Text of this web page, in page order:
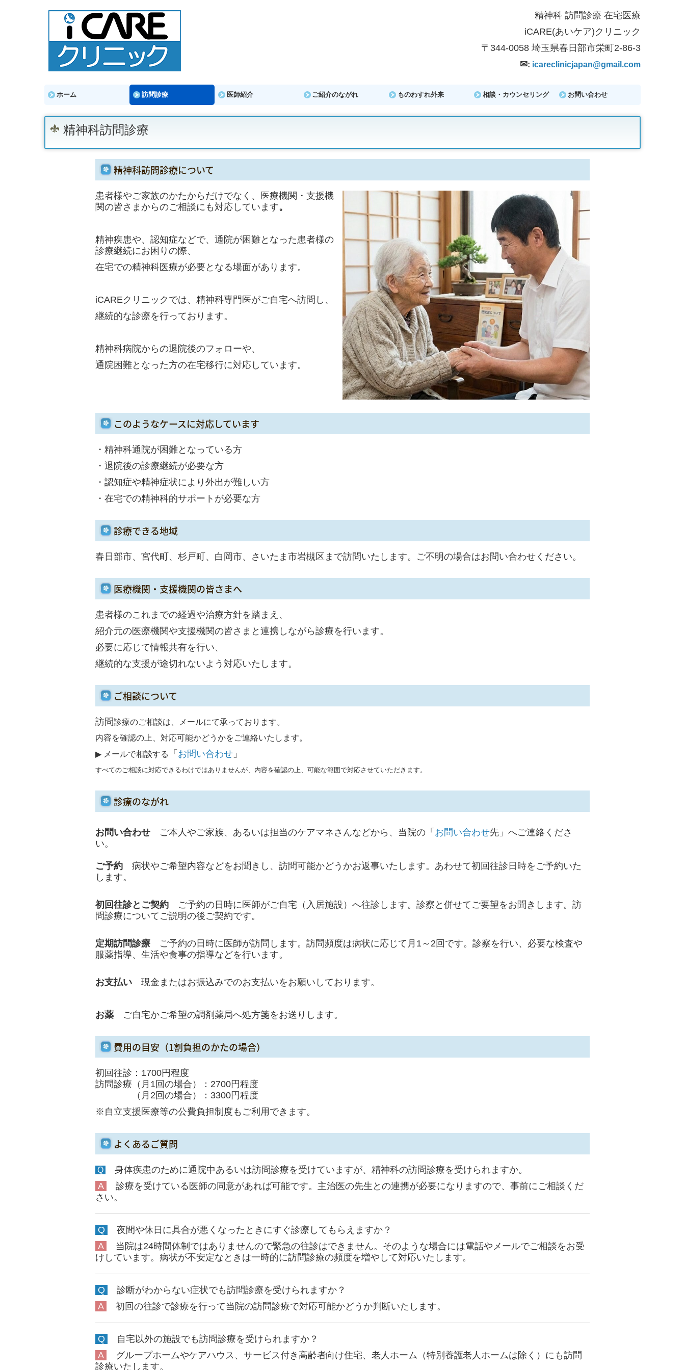
精神科 訪問診療 在宅医療
iCARE(あいケア)クリニック
〒344-0058 埼玉県春日部市栄町2-86-3
✉: icareclinicjapan@gmail.com
ホーム 訪問診療 医師紹介 ご紹介のながれ ものわすれ外来 相談・カウンセリング お問い合わせ
精神科訪問診療
精神科訪問診療について
患者様やご家族のかたからだけでなく、医療機関・支援機
関の皆さまからのご相談にも対応しています。
精神疾患や、認知症などで、通院が困難となった患者様の
診療継続にお困りの際、
在宅での精神科医療が必要となる場面があります。
iCAREクリニックでは、精神科専門医がご自宅へ訪問し、
継続的な診療を行っております。
精神科病院からの退院後のフォローや、
通院困難となった方の在宅移行に対応しています。
このようなケースに対応しています
・精神科通院が困難となっている方
・退院後の診療継続が必要な方
・認知症や精神症状により外出が難しい方
・在宅での精神科的サポートが必要な方
診療できる地域
春日部市、宮代町、杉戸町、白岡市、さいたま市岩槻区まで訪問いたします。ご不明の場合はお問い合わせください。
医療機関・支援機関の皆さまへ
患者様のこれまでの経過や治療方針を踏まえ、
紹介元の医療機関や支援機関の皆さまと連携しながら診療を行います。
必要に応じて情報共有を行い、
継続的な支援が途切れないよう対応いたします。
ご相談について
訪問診療のご相談は、メールにて承っております。
内容を確認の上、対応可能かどうかをご連絡いたします。
▶ メールで相談する 「 お問い合わせ 」
すべてのご相談に対応できるわけではありませんが、内容を確認の上、可能な範囲で対応させていただきます。
診療のながれ
お問い合わせ ご本人やご家族、あるいは担当のケアマネさんなどから、当院の「 お問い合わせ先」へご連絡くださ
い。
ご予約
病状やご希望内容などをお聞きし、訪問可能かどうかお返事いたします。あわせて初回往診日時をご予約いた
します。
初回往診とご契約
ご予約の日時に医師がご自宅（入居施設）へ往診します。診察と併せてご要望をお聞きします。訪
問診療についてご説明の後ご契約です。
定期訪問診療
ご予約の日時に医師が訪問します。訪問頻度は病状に応じて月1～2回です。診察を行い、必要な検査や
服薬指導、生活や食事の指導などを行います。
お支払い 現金またはお振込みでのお支払いをお願いしております。
お薬 ご自宅かご希望の調剤薬局へ処方箋をお送りします。
費用の目安（1割負担のかたの場合）
初回往診： 1700円程度
訪問診療（月1回の場合）： 2700円程度
（月2回の場合）：3300円程度
※自立支援医療等の公費負担制度もご利用できます。
よくあるご質問
Q
身体疾患のために通院中あるいは訪問診療を受けていますが、精神科の訪問診療を受けられますか。
A
診療を受けている医師の同意があれば可能です。主治医の先生との連携が必要になりますので、事前にご相談くだ
さい。
Q
夜間や休日に具合が悪くなったときにすぐ診療してもらえますか？
A
当院は24時間体制ではありませんので緊急の往診はできません。そのような場合には電話やメールでご相談をお受
けしています。病状が不安定なときは一時的に訪問診療の頻度を増やして対応いたします。
Q
診断がわからない症状でも訪問診療を受けられますか？
A
初回の往診で診療を行って当院の訪問診療で対応可能かどうか判断いたします。
Q
自宅以外の施設でも訪問診療を受けられますか？
A
グループホームやケアハウス、サービス付き高齢者向け住宅、老人ホーム（特別養護老人ホームは除く）にも訪問
診療いたします。